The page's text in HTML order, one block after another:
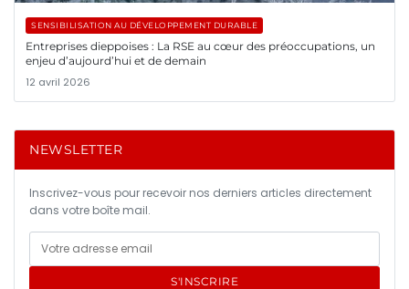
SENSIBILISATION AU DÉVELOPPEMENT DURABLE
Entreprises dieppoises : La RSE au cœur des préoccupations, un
enjeu d’aujourd’hui et de demain
12 avril 2026
NEWSLETTER
Inscrivez-vous pour recevoir nos derniers articles directement
dans votre boîte mail.
S'INSCRIRE